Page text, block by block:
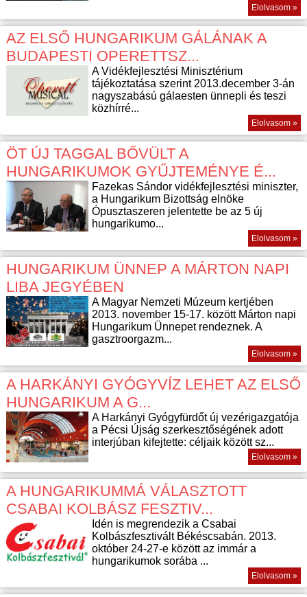
Elolvasom »
AZ ELSŐ HUNGARIKUM GÁLÁNAK A
BUDAPESTI OPERETTSZ...
A Vidékfejlesztési Minisztérium
tájékoztatása szerint 2013.december 3-án
nagyszabású gálaesten ünnepli és teszi
közhírré...
Elolvasom »
ÖT ÚJ TAGGAL BŐVÜLT A
HUNGARIKUMOK GYŰJTEMÉNYE É...
Fazekas Sándor vidékfejlesztési miniszter,
a Hungarikum Bizottság elnöke
Ópusztaszeren jelentette be az 5 új
hungarikumo...
Elolvasom »
HUNGARIKUM ÜNNEP A MÁRTON NAPI
LIBA JEGYÉBEN
A Magyar Nemzeti Múzeum kertjében
2013. november 15-17. között Márton napi
Hungarikum Ünnepet rendeznek. A
gasztroorgazm...
Elolvasom »
A HARKÁNYI GYÓGYVÍZ LEHET AZ ELSŐ
HUNGARIKUM A G...
A Harkányi Gyógyfürdőt új vezérigazgatója
a Pécsi Újság szerkesztőségének adott
interjúban kifejtette: céljaik között sz...
Elolvasom »
A HUNGARIKUMMÁ VÁLASZTOTT
CSABAI KOLBÁSZ FESZTIV...
Idén is megrendezik a Csabai
Kolbászfesztivált Békéscsabán. 2013.
október 24-27-e között az immár a
hungarikumok sorába ...
Elolvasom »